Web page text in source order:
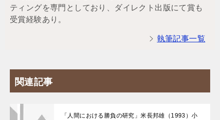
ティングを専門としており、ダイレクト出版にて賞も
受賞経験あり。
執筆記事一覧
関連記事
「人間における勝負の研究」米長邦雄（1993）小